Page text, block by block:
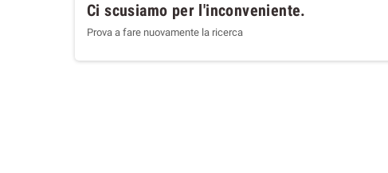
Ci scusiamo per l'inconveniente.
Prova a fare nuovamente la ricerca